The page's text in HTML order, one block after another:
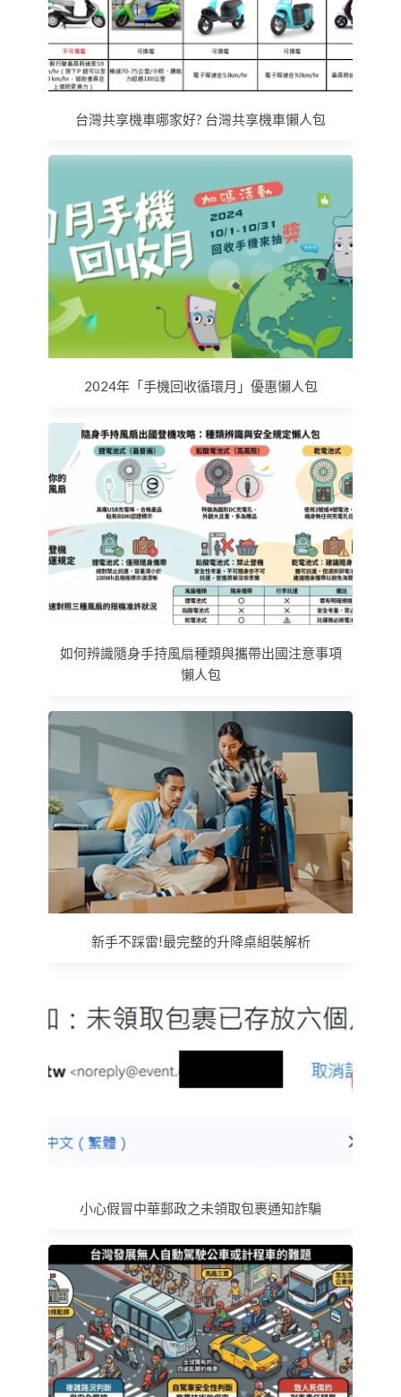
台灣共享機車哪家好? 台灣共享機車懶人包
2024年「手機回收循環月」優惠懶人包
如何辨識隨身手持風扇種類與攜帶出國注意事項
懶人包
新手不踩雷!最完整的升降桌組裝解析
小心假冒中華郵政之未領取包裹通知詐騙